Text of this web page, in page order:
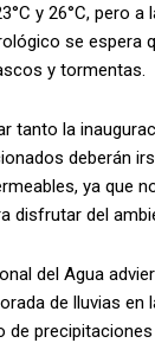
y 26°C, pero a
se espera
y tormentas.
tanto la
deberán
ya que
disfrutar del
del Agua
de lluvias en
de